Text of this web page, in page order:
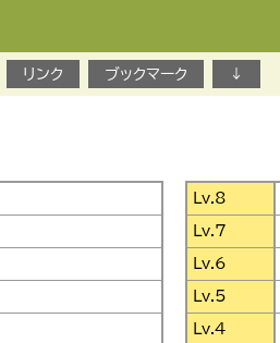
リンク ブックマーク ↓
Lv.8
Lv.7
Lv.6
Lv.5
Lv.4